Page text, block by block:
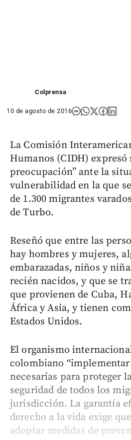
Colprensa
10 de agosto de 2016
La Comisión
Humanos (CIDH) expresó
preocupación” ante la
vulnerabilidad en la que
de 1.300 migrantes
de Turbo.
Reseñó que entre las
hay hombres y mujeres,
embarazadas, niños y
recién nacidos, y que se
que provienen de Cuba,
África y Asia, y tienen
Estados Unidos.
El organismo
colombiano “implementar
necesarias para proteger
seguridad de todos los
jurisdicción. La garantía
derecho a la vida exige
adoptar medidas de